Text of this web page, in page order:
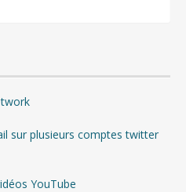
sur plusieurs comptes twitter
YouTube